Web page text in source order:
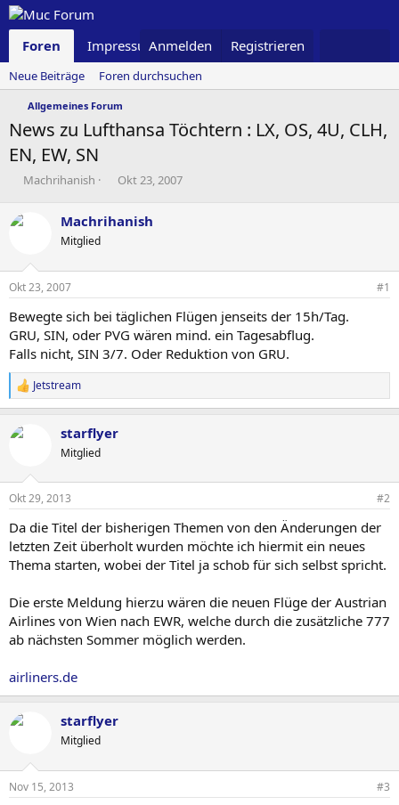
Foren Impressum Was ist neu
Anmelden Registrieren
Neue Beiträge Foren durchsuchen
Allgemeines Forum
News zu Lufthansa Töchtern : LX, OS, 4U, CLH,
EN, EW, SN
T
m
s
t
r
t
e
r
Machrihanish
B
i
d
u
m
Okt 23, 2007
Machrihanish
Mitglied
Okt 23, 2007 #1
Bewegte sich bei täglichen Flügen jenseits der 15h/Tag.
GRU, SIN, oder PVG wären mind. ein Tagesabflug.
Falls nicht, SIN 3/7. Oder Reduktion von GRU.
R
e
c
n
s
Jetstream
starflyer
Mitglied
Okt 29, 2013 #2
Da die Titel der bisherigen Themen von den Änderungen der
letzten Zeit überholt wurden möchte ich hiermit ein neues
Thema starten, wobei der Titel ja schob für sich selbst spricht.
Die erste Meldung hierzu wären die neuen Flüge der Austrian
Airlines von Wien nach EWR, welche durch die zusätzliche 777
ab nächsten Sommer möglich werden.
airliners.de
starflyer
Mitglied
Nov 15, 2013 #3